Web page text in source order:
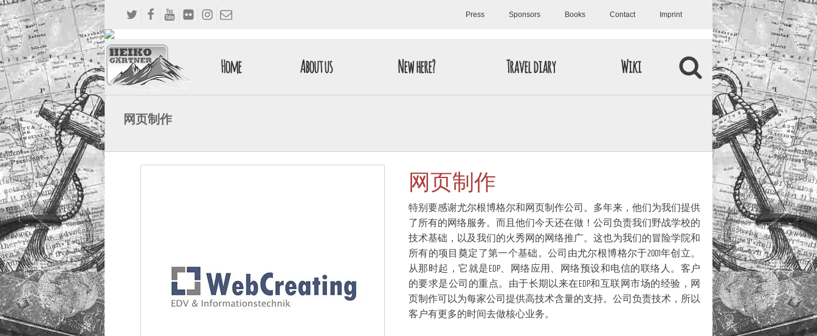
Press Sponsors Books Contact Imprint
Home About us New here? Travel diary Wiki
网页制作
网页制作
特别要感谢尤尔根博格尔和网页制作公司。多年来，他们为我们提供
了所有的网络服务。而且他们今天还在做！公司负责我们野战学校的
技术基础，以及我们的火秀网的网络推广。这也为我们的冒险学院和
所有的项目奠定了第一个基础。公司由尤尔根博格尔于2001年创立。
从那时起，它就是EDP、网络应用、网络预设和电信的联络人。客户
的要求是公司的重点。由于长期以来在EDP和互联网市场的经验，网
页制作可以为每家公司提供高技术含量的支持。公司负责技术，所以
客户有更多的时间去做核心业务。